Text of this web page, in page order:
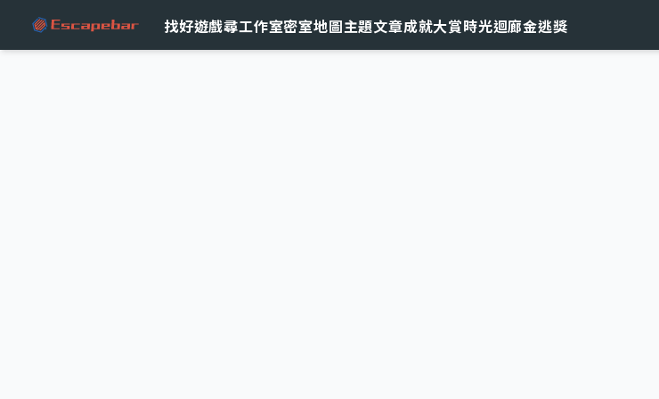
找好遊戲尋工作室密室地圖主題文章成就大賞時光迴廊金逃獎